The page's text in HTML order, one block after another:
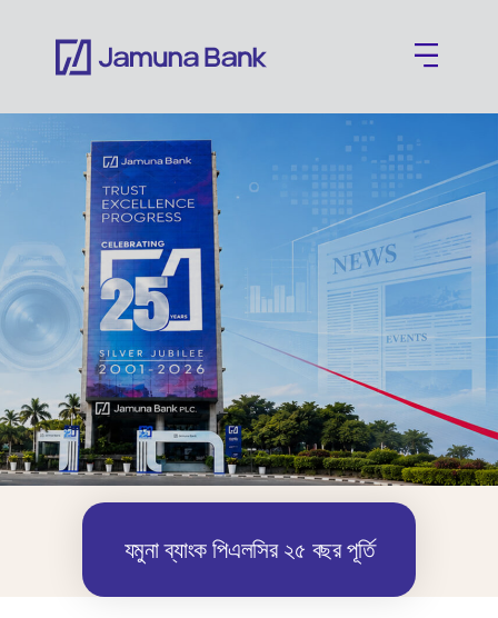
যমুনা ব্যাংক পিএলসির ২৫ বছর পূর্তি